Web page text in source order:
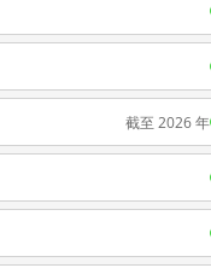
截至 2026 年